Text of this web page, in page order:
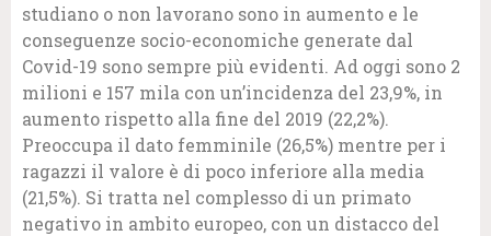
studiano o non lavorano sono in aumento e le
conseguenze socio-economiche generate dal
Covid-19 sono sempre più evidenti. Ad oggi sono 2
milioni e 157 mila con un’incidenza del 23,9%, in
aumento rispetto alla fine del 2019 (22,2%).
Preoccupa il dato femminile (26,5%) mentre per i
ragazzi il valore è di poco inferiore alla media
(21,5%). Si tratta nel complesso di un primato
negativo in ambito europeo, con un distacco del